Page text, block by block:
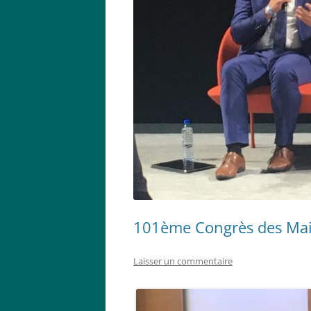
101ème Congrès des
Laisser un commentaire